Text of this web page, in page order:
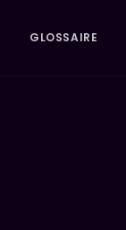
GLOSSAIRE